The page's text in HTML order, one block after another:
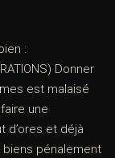
:
Donner
est malaisé
une
d’ores et déjà
pénalement